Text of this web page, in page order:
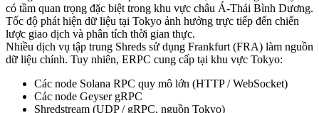
có tầm quan trọng đặc biệt trong khu vực châu Á-Thái Bình Dương.
Tốc độ phát hiện dữ liệu tại Tokyo ảnh hưởng trực tiếp đến chiến
lược giao dịch và phân tích thời gian thực.
Nhiều dịch vụ tập trung Shreds sử dụng Frankfurt (FRA) làm nguồn
dữ liệu chính. Tuy nhiên, ERPC cung cấp tại khu vực Tokyo:
Các node Solana RPC quy mô lớn (HTTP / WebSocket)
Các node Geyser gRPC
Shredstream (UDP / gRPC, nguồn Tokyo)